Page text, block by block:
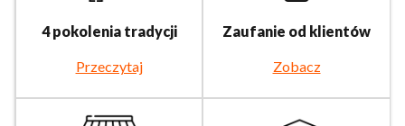
4 pokolenia tradycji
Przeczytaj
Zaufanie od klientów
Zobacz